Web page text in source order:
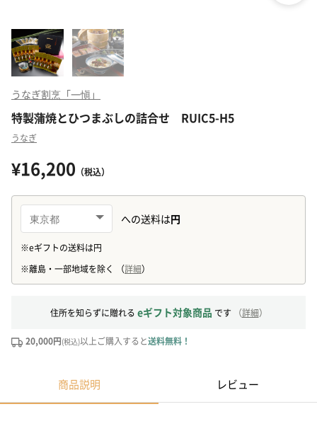
うなぎ割烹「一愼」
特製蒲焼とひつまぶしの詰合せ RUIC5-H5
うなぎ
¥16,200 （税込）
住所を知らずに贈れる eギフト対象商品 です （詳細）
20,000円(税込)以上ご購入すると送料無料！
商品説明 レビュー